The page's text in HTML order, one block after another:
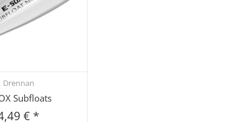
Schnellkauf
Drennan
Subfloats
€ *